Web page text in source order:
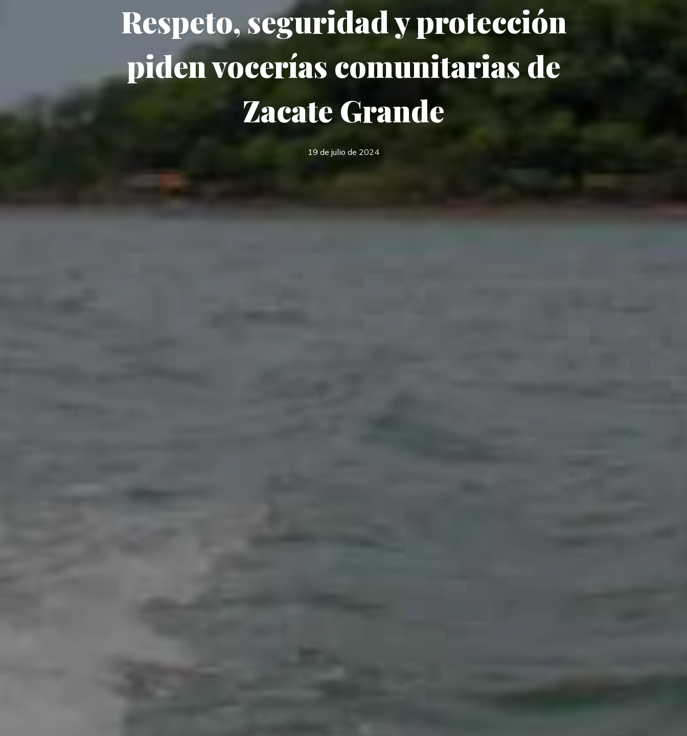
Respeto, seguridad y protección
piden vocerías comunitarias de
Zacate Grande
19 de julio de 2024